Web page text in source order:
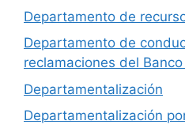
Departamento de
Departamento de
reclamaciones del
Departamentalización
Departamentalización